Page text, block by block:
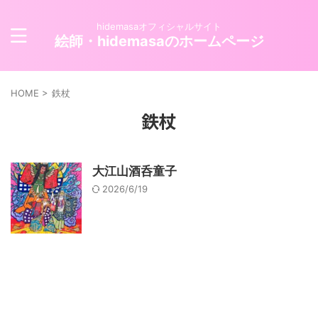
hidemasaオフィシャルサイト
絵師・hidemasaのホームページ
HOME > 鉄杖
鉄杖
大江山酒呑童子
2026/6/19